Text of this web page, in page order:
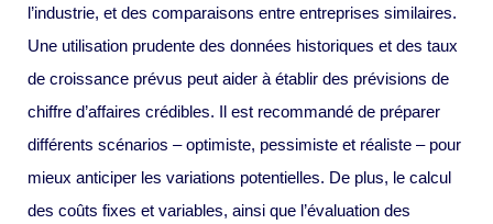
l’industrie, et des comparaisons entre entreprises similaires.
Une utilisation prudente des données historiques et des taux
de croissance prévus peut aider à établir des prévisions de
chiffre d’affaires crédibles. Il est recommandé de préparer
différents scénarios – optimiste, pessimiste et réaliste – pour
mieux anticiper les variations potentielles. De plus, le calcul
des coûts fixes et variables, ainsi que l’évaluation des